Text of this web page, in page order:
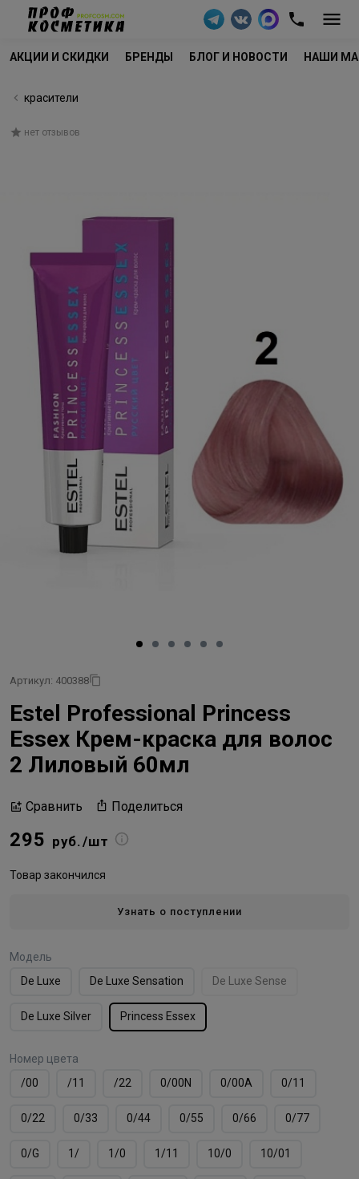
АКЦИИ И СКИДКИ БРЕНДЫ БЛОГ И НОВОСТИ НАШИ
красители
нет отзывов
Артикул: 400388
Estel Professional Princess
Essex Крем-краска для волос
2 Лиловый 60мл
Сравнить Поделиться
295 руб./шт
Товар закончился
Узнать о поступлении
Модель
De Luxe
De Luxe Sensation De Luxe Sense
De Luxe Silver Princess Essex
Номер цвета
/00
/11 /22 0/00N 0/00А 0/11
0/22 0/33 0/44 0/55 0/66 0/77
0/G 1/ 1/0 1/11 10/0 10/01